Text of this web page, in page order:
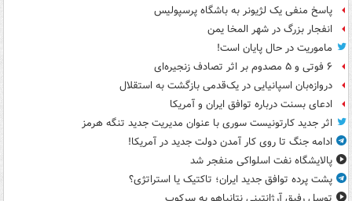
پاسخ منفی یک لژیونر به باشگاه پرسپولیس
انفجار بزرگ در شهر المخا یمن
ماموریت در حال پایان است!
۶ فوتی و ۵ مصدوم بر اثر تصادف زنجیره‌ای
دروازه‌بان اسپانیایی در یک‌قدمی بازگشت به استقلال
ادعای بسنت درباره توافق ایران و آمریکا
اثر جدید کارتونیست سوری با عنوان مدیریت جدید تنگه هرمز
ادامه جنگ تا روی کار آمدن دولت جدید در آمریکا!
پالایشگاه نفت اسلواکی منفجر شد
پشت پرده توافق جدید ایران؛ تاکتیک یا استراتژی؟